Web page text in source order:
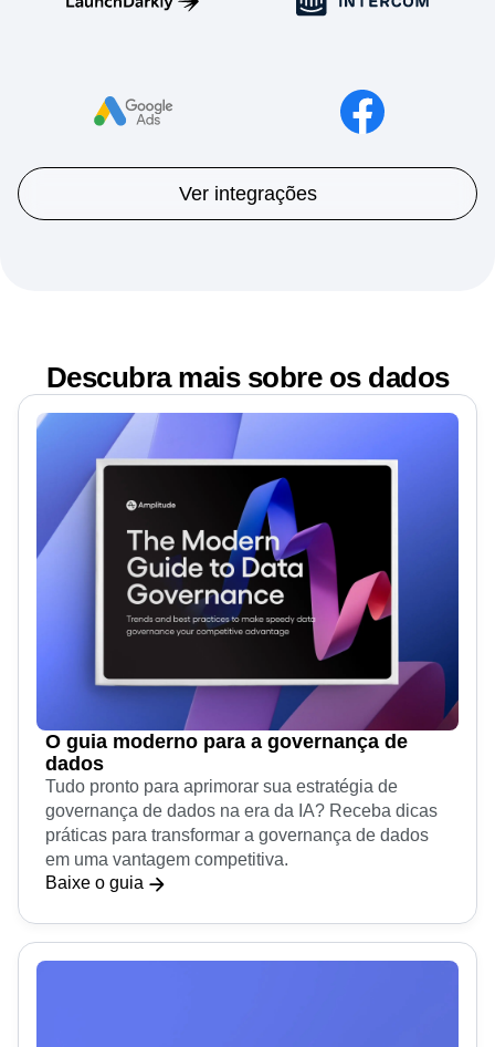
Ver integrações
Descubra mais sobre os dados
O guia moderno para a governança de
dados
Tudo pronto para aprimorar sua estratégia de
governança de dados na era da IA? Receba dicas
práticas para transformar a governança de dados
em uma vantagem competitiva.
Baixe o guia